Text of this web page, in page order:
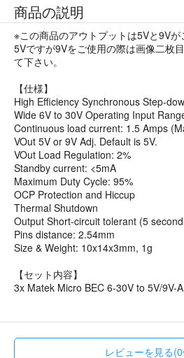
商品の説明
※この商品のアウトプットは5Vと9V
5Vですが9Vをご使用の際は画像二枚
て下さい。
【仕様】
High Efficiency Synchronous Step-
Wide 6V to 30V Operating Input
Continuous load current: 1.5 Amps
VOut 5V or 9V Adj. Default is 5V.
VOut Load Regulation: 2%
Standby current: <5mA
Maximum Duty Cycle: 95%
OCP Protection and Hiccup
Thermal Shutdown
Output Short-circuit tolerant (5
Pins distance: 2.54mm
Size & Weight: 10x14x3mm, 1g
【セット内容】
3x Matek Micro BEC 6-30V to 5V/9V-
レビューを見る